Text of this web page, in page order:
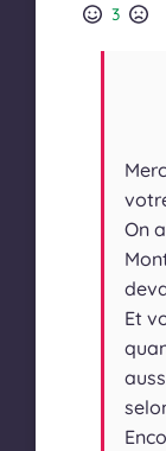
3
On
Et